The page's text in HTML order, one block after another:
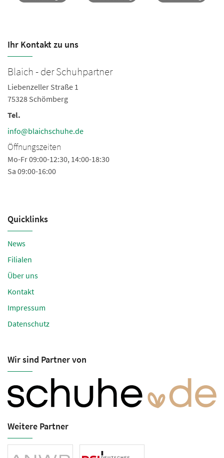
Ihr Kontakt zu uns
Blaich - der Schuhpartner
Liebenzeller Straße 1
75328 Schömberg
Tel.
info@blaichschuhe.de
Öffnungszeiten
Mo-Fr 09:00-12:30, 14:00-18:30
Sa 09:00-16:00
Quicklinks
News
Filialen
Über uns
Kontakt
Impressum
Datenschutz
Wir sind Partner von
Weitere Partner